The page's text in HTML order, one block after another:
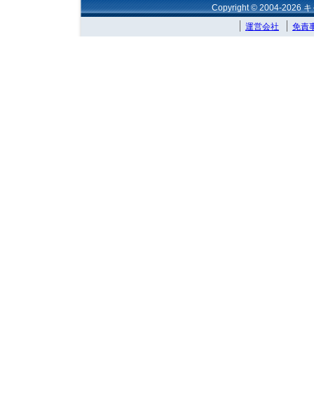
Copyright © 2004-2026 キ
運営会社
免責